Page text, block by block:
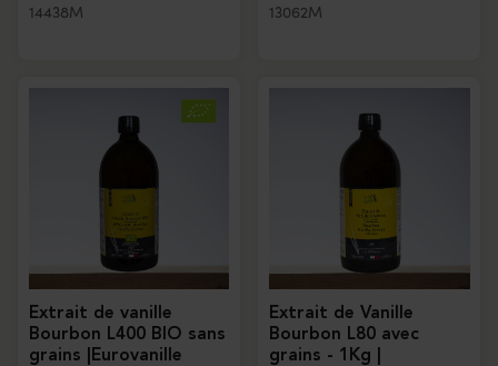
14438M 13062M
Extrait de vanille
Bourbon L400 BIO sans
grains |Eurovanille
Extrait de Vanille
Bourbon L80 avec
grains - 1Kg |